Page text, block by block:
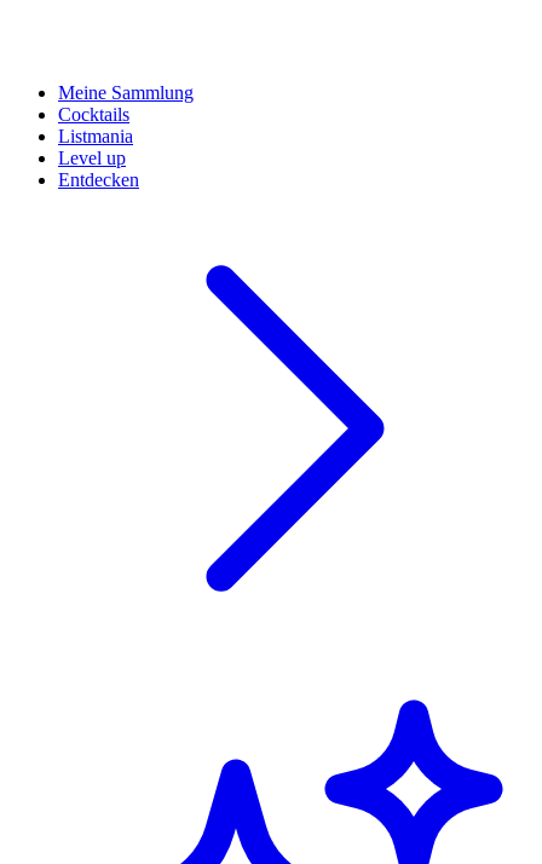
Meine Sammlung
Cocktails
Listmania
Level up
Entdecken